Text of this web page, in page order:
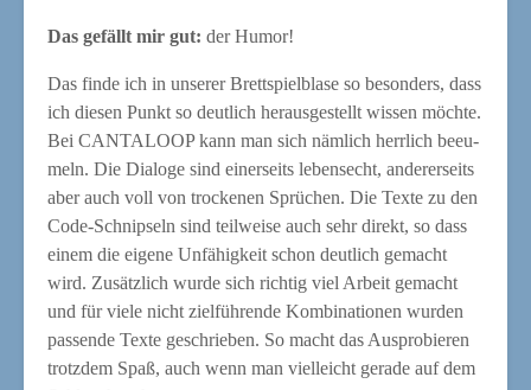
Das gefällt mir gut: der Humor!
Das fin­de ich in unse­rer Brett­spiel­b­la­se so beson­ders, dass
ich die­sen Punkt so deut­lich her­aus­ge­stellt wis­sen möch­te.
Bei CANTALOOP kann man sich näm­lich herr­lich beeu­
meln. Die Dia­lo­ge sind einer­seits lebens­echt, ande­rer­seits
aber auch voll von tro­cke­nen Sprü­chen. Die Tex­te zu den
Code-Schnip­seln sind teil­wei­se auch sehr direkt, so dass
einem die eige­ne Unfä­hig­keit schon deut­lich gemacht
wird. Zusätz­lich wur­de sich rich­tig viel Arbeit gemacht
und für vie­le nicht ziel­füh­ren­de Kom­bi­na­tio­nen wur­den
pas­sen­de Tex­te geschrie­ben. So macht das Aus­pro­bie­ren
trotz­dem Spaß, auch wenn man viel­leicht gera­de auf dem